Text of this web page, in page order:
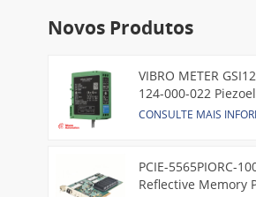
Novos Produtos
VIBRO METER
124-000-022
Pressure
CONSULTE MAIS
PCIE-5565PIORC-
Reflective Memory